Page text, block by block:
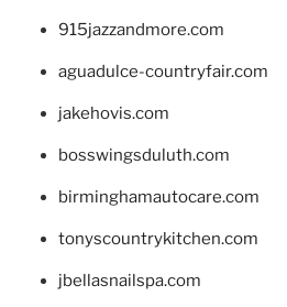
915jazzandmore.com
aguadulce-countryfair.com
jakehovis.com
bosswingsduluth.com
birminghamautocare.com
tonyscountrykitchen.com
jbellasnailspa.com